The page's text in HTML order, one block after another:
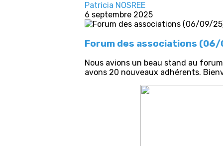
Patricia NOSREE
6 septembre 2025
Forum des associations
Nous avions un beau stand au
avons 20 nouveaux adhérents.